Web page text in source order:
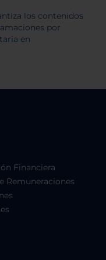
Financiera
Remuneraciones